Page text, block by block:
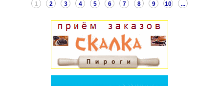
1 2 3 4 5 6 7 8 9 10 ...